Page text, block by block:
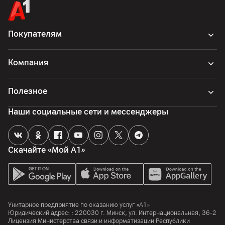
16Мп
1080p
f/2.45
Память
Объем встроенной памяти
Объем оперативной памяти
8ГБ
Процессор
MediaTek Dimensity 7100 Elite
Покупателям
Компания
Полезное
Скачайте «Мой А1»
Наши социальные сети и мессенджеры
Унитарное предприятие по оказанию услуг «А1»
Юридический адрес: : 220030 г. Минск, ул. Интернациональная, 36-2
Лицензия Министерства связи и информатизации Республики